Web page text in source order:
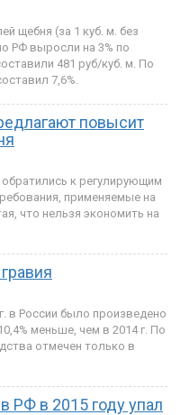
щебня (за 1 куб. м. без
РФ выросли на 3% по
481 руб/куб. м. По
7,6%.
повысит
к регулирующим
применяемые на
что нельзя экономить на
в России было произведено
меньше, чем в 2014 г. По
отмечен только в
РФ в 2015 году упал